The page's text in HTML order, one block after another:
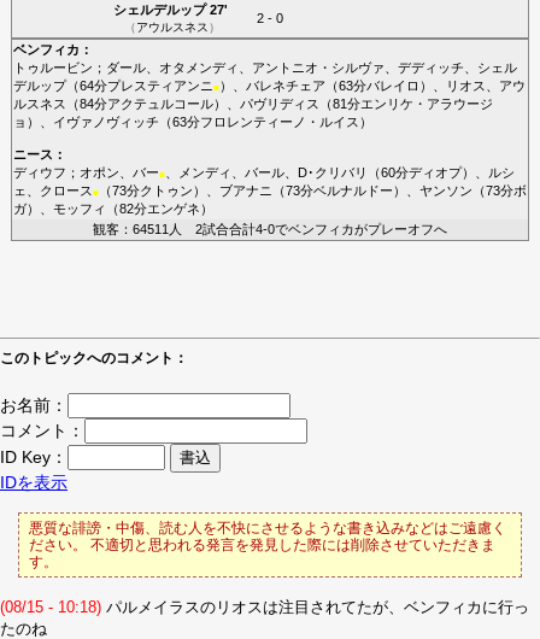
シェルデルップ27'
（アウルスネス ）
2 - 0
ベンフィカ ：
トゥルービン ； ダール、 オタメンディ アントニオ・シルヴァ デディッチ
シェル
デルップ（64分プレスティアンニ ■）、 バレネチェア （63分バレイロ ）、 リオス
アウ
ルスネス
（84分アクテュルコール）、 パヴリディス （81分エンリケ・アラウージ
ョ ）、 イヴァノヴィッチ （63分フロレンティーノ・ルイス ）
ニース ：
ディウフ ； オポン バー■、 メンディ バール、 D･クリバリ （60分ディオプ）、 ルシ
ェ
クロース ■（73分クトゥン ）、 ブアナニ （73分ベルナルドー ）、 ヤンソン （73分ボ
ガ）、 モッフィ （82分エンゲネ ）
観客：64511人 2試合合計4-0でベンフィカがプレーオフへ
このトピックへのコメント：
お名前：
コメント：
ID Key：
IDを表示
悪質な誹謗・中傷、読む人を不快にさせるような書き込みなどはご遠慮く
ださい。 不適切と思われる発言を発見した際には削除させていただきま
す。
(08/15 - 10:18) パルメイラスのリオスは注目されてたが、ベンフィカに行っ
たのね